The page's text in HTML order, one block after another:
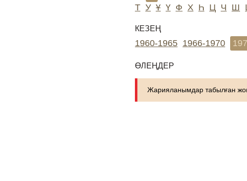
Т У Ұ Ү Ф Х Һ Ц Ч Ш
КЕЗЕҢ
1960-1965 1966-1970
ӨЛЕҢДЕР
Жарияланымдар табылған